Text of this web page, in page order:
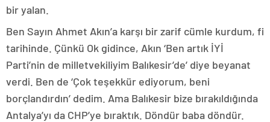
bir yalan.
Ben Sayın Ahmet Akın’a karşı bir zarif cümle kurdum, fi
tarihinde. Çünkü Ok gidince, Akın ‘Ben artık İYİ
Parti’nin de milletvekiliyim Balıkesir’de’ diye beyanat
verdi. Ben de ‘Çok teşekkür ediyorum, beni
borçlandırdın’ dedim. Ama Balıkesir bize bırakıldığında
Antalya’yı da CHP’ye bıraktık. Döndür baba döndür.